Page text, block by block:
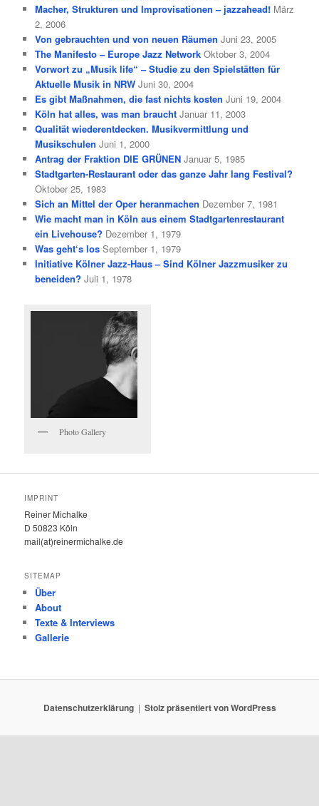
Macher, Strukturen und Improvisationen – jazzahead! März
2, 2006
Von gebrauchten und von neuen Räumen Juni 23, 2005
The Manifesto – Europe Jazz Network Oktober 3, 2004
Vorwort zu „Musik life“ – Studie zu den Spielstätten für
Aktuelle Musik in NRW Juni 30, 2004
Es gibt Maßnahmen, die fast nichts kosten Juni 19, 2004
Köln hat alles, was man braucht Januar 11, 2003
Qualität wiederentdecken. Musikvermittlung und
Musikschulen Juni 1, 2000
Antrag der Fraktion DIE GRÜNEN Januar 5, 1985
Stadtgarten-Restaurant oder das ganze Jahr lang Festival?
Oktober 25, 1983
Sich an Mittel der Oper heranmachen Dezember 7, 1981
Wie macht man in Köln aus einem Stadtgartenrestaurant
ein Livehouse? Dezember 1, 1979
Was geht‘s los September 1, 1979
Initiative Kölner Jazz-Haus – Sind Kölner Jazzmusiker zu
beneiden? Juli 1, 1978
Photo Gallery
IMPRINT
Reiner Michalke
D 50823 Köln
mail(at)reinermichalke.de
SITEMAP
Über
About
Texte & Interviews
Gallerie
Datenschutzerklärung Stolz präsentiert von WordPress